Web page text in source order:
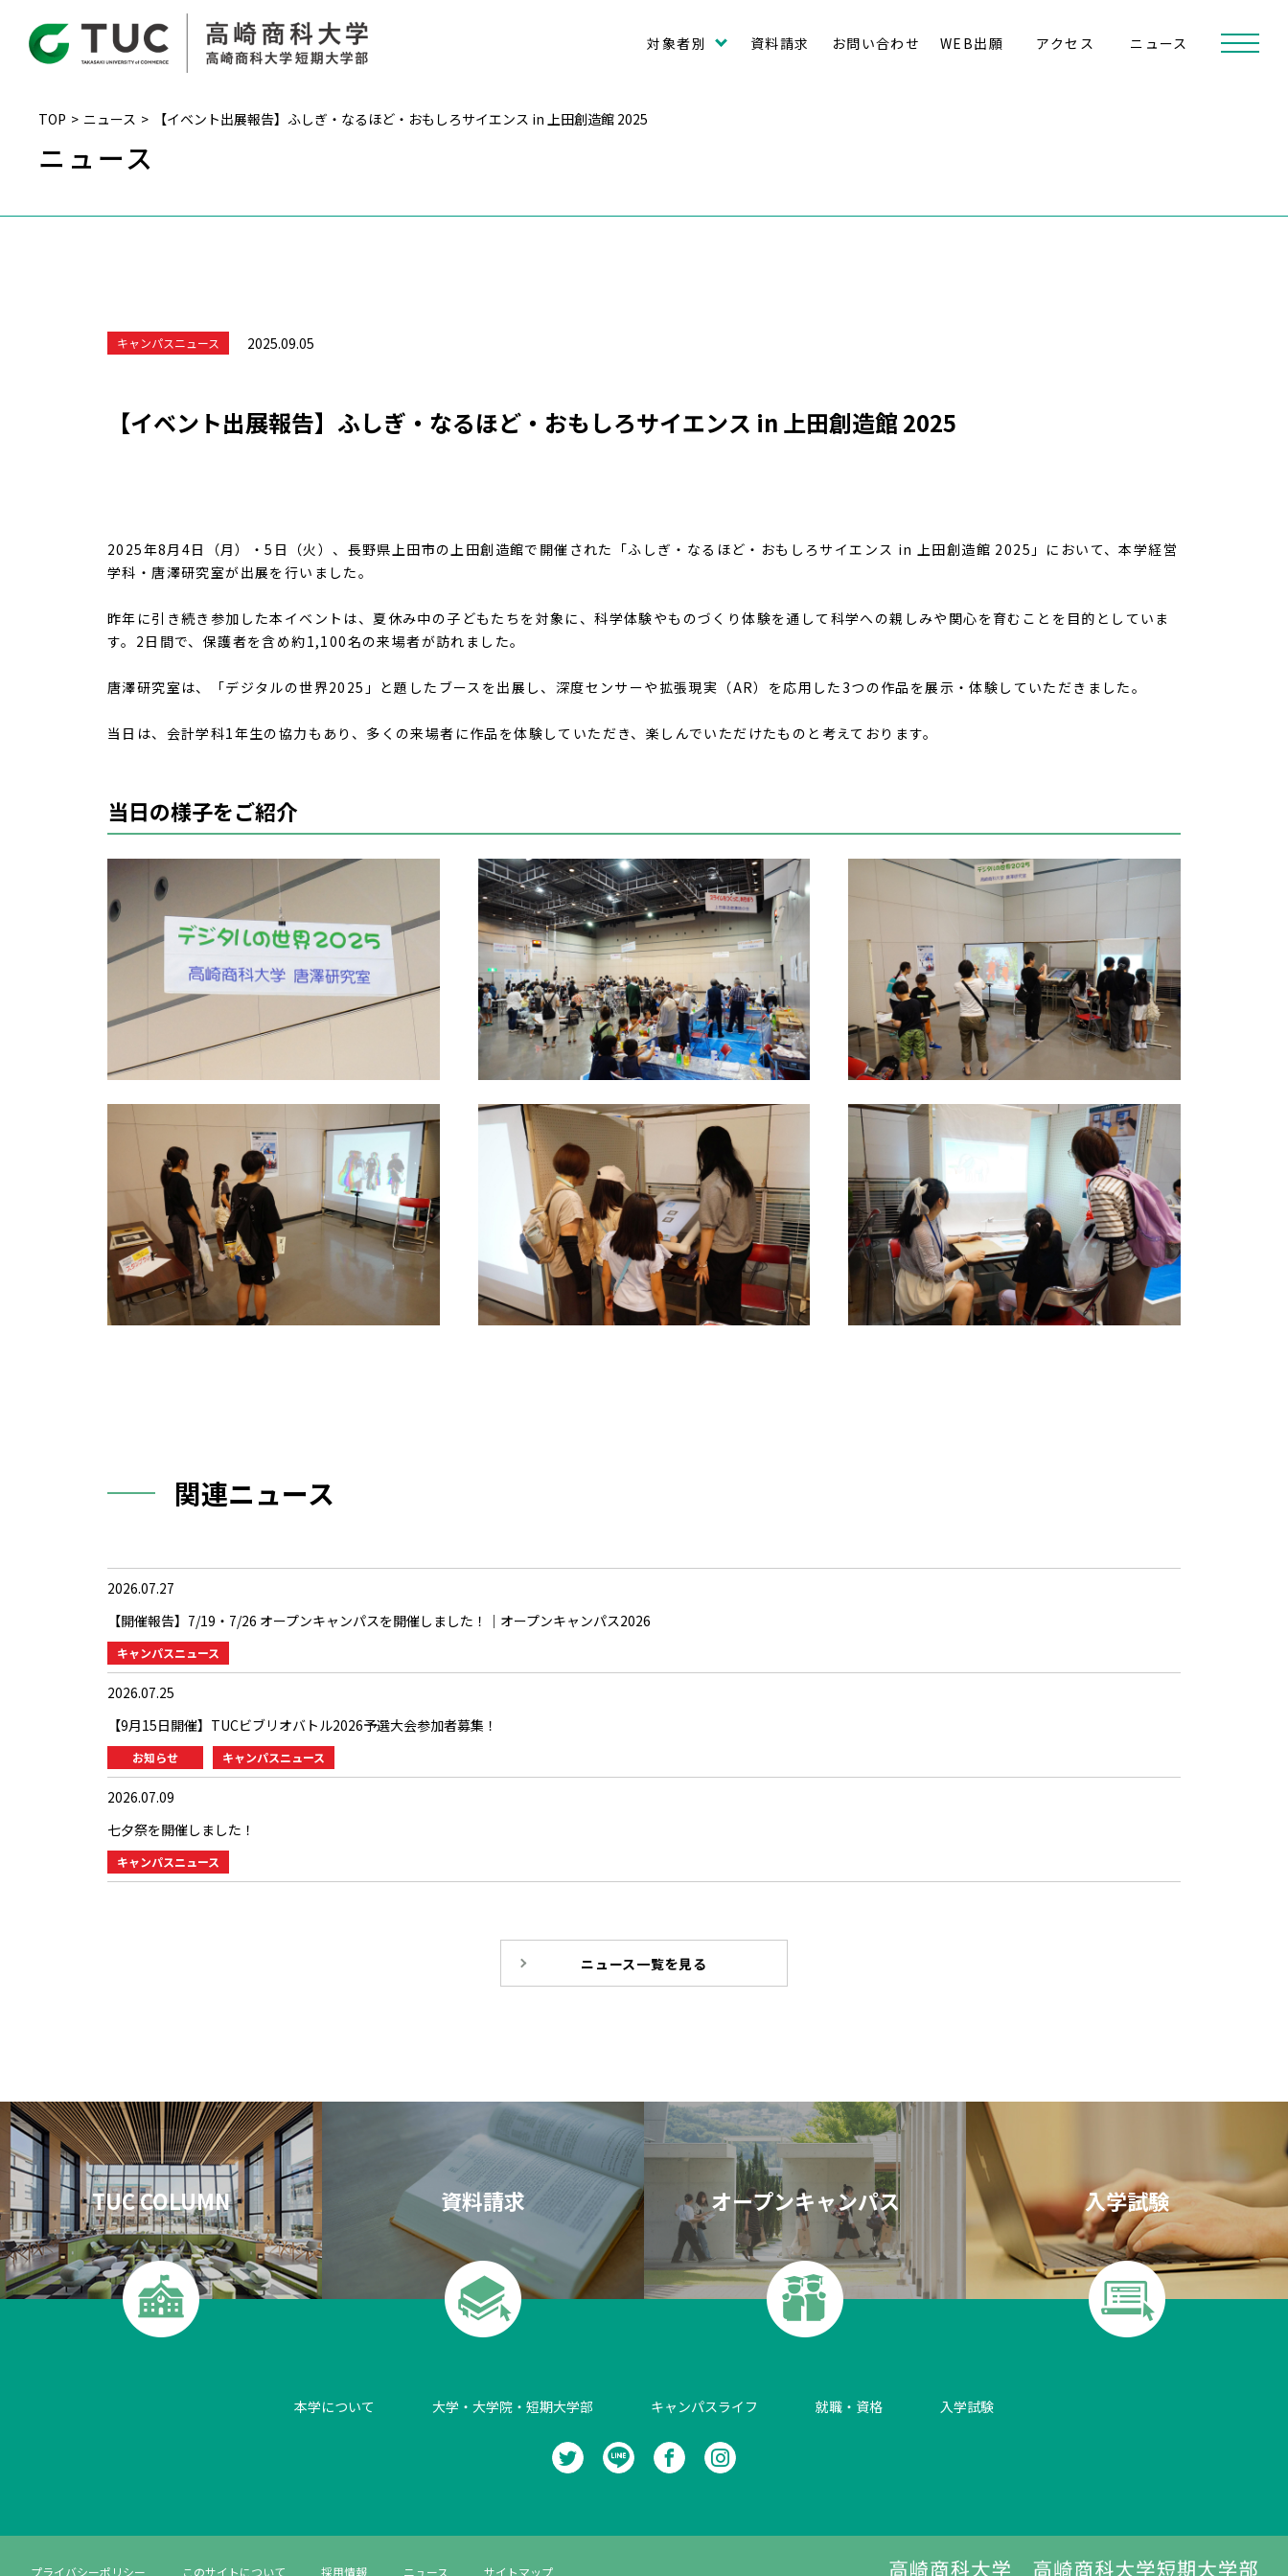
対象者別 資料請求 お問い合わせ WEB出願 アクセス ニュース
TOP ニュース 【イベント出展報告】ふしぎ・なるほど・おもしろサイエンス in 上田創造館 2025
ニュース
キャンパスニュース 2025.09.05
【イベント出展報告】ふしぎ・なるほど・おもしろサイエンス in 上田創造館 2025
2025年8月4日（月）・5日（火）、長野県上田市の上田創造館で開催された「ふしぎ・なるほど・おもしろサイエンス in 上田創造館 2025」において、本学経営
学科・唐澤研究室が出展を行いました。
昨年に引き続き参加した本イベントは、夏休み中の子どもたちを対象に、科学体験やものづくり体験を通して科学への親しみや関心を育むことを目的としていま
す。2日間で、保護者を含め約1,100名の来場者が訪れました。
唐澤研究室は、「デジタルの世界2025」と題したブースを出展し、深度センサーや拡張現実（AR）を応用した3つの作品を展示・体験していただきました。
当日は、会計学科1年生の協力もあり、多くの来場者に作品を体験していただき、楽しんでいただけたものと考えております。
当日の様子をご紹介
関連ニュース
2026.07.27
キャンパスニュース
【開催報告】7/19・7/26 オープンキャンパスを開催しました！｜オープンキャンパス2026
2026.07.25
お知らせ キャンパスニュース
【9月15日開催】TUCビブリオバトル2026予選大会参加者募集！
2026.07.09
キャンパスニュース
七夕祭を開催しました！
ニュース一覧を見る
TUC COLUMN 資料請求 オープンキャンパス 入学試験
本学について 大学・大学院・短期大学部 キャンパスライフ 就職・資格 入学試験
プライバシーポリシー このサイトについて 採用情報 ニュース サイトマップ